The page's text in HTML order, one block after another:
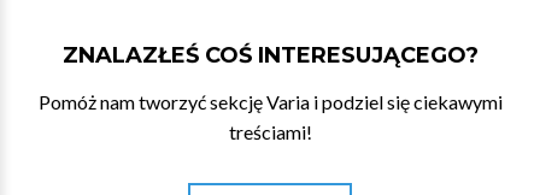
ZNALAZŁEŚ COŚ INTERESUJĄCEGO?
Pomóż nam tworzyć sekcję Varia i podziel się ciekawymi
treściami!